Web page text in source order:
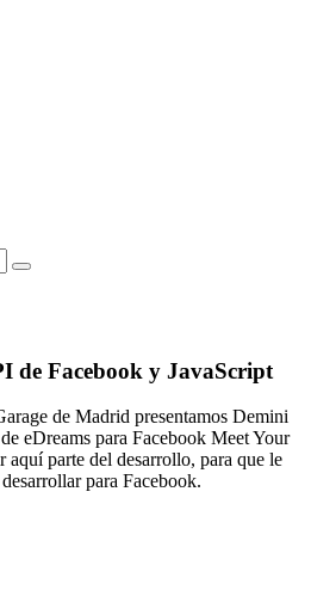
de Facebook y JavaScript
de Madrid presentamos Demini
eDreams para Facebook Meet Your
aquí parte del desarrollo, para que le
para Facebook.